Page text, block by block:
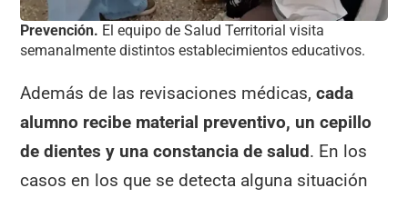
Prevención. El equipo de Salud Territorial visita
semanalmente distintos establecimientos educativos.
Además de las revisaciones médicas,cada
alumno recibe material preventivo, un cepillo
de dientes y una constancia de salud. En los
casos en los que se detecta alguna situación